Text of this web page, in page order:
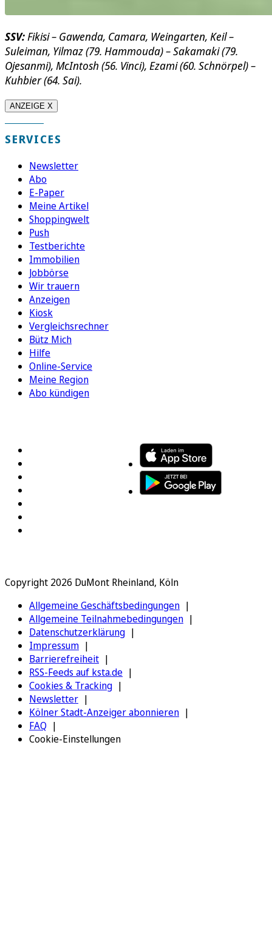
SSV:Fikisi – Gawenda, Camara, Weingarten, Keil –
Suleiman, Yilmaz (79. Hammouda) – Sakamaki (79.
Ojesanmi), McIntosh (56. Vinci), Ezami (60. Schnörpel) –
Kuhbier (64. Sai).
ANZEIGE X
SERVICES
Newsletter
Abo
E-Paper
Meine Artikel
Shoppingwelt
Push
Testberichte
Immobilien
Jobbörse
Wir trauern
Anzeigen
Kiosk
Vergleichsrechner
Bütz Mich
Hilfe
Online-Service
Meine Region
Abo kündigen
Copyright 2026 DuMont Rheinland, Köln
Allgemeine Geschäftsbedingungen
Allgemeine Teilnahmebedingungen
Datenschutzerklärung
Impressum
Barrierefreiheit
RSS-Feeds auf ksta.de
Cookies & Tracking
Newsletter
Kölner Stadt-Anzeiger abonnieren
FAQ
Cookie-Einstellungen